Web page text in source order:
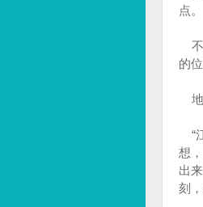
点。
不
的位
地
“
想
出
刻